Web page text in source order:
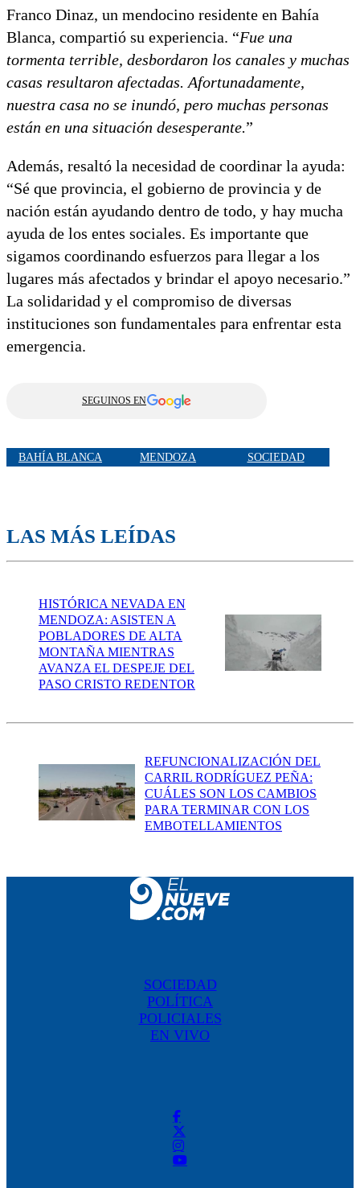
Franco Dinaz, un mendocino residente en Bahía
Blanca, compartió su experiencia. “Fue una
tormenta terrible, desbordaron los canales y muchas
casas resultaron afectadas. Afortunadamente,
nuestra casa no se inundó, pero muchas personas
están en una situación desesperante.”
Además, resaltó la necesidad de coordinar la ayuda:
“Sé que provincia, el gobierno de provincia y de
nación están ayudando dentro de todo, y hay mucha
ayuda de los entes sociales. Es importante que
sigamos coordinando esfuerzos para llegar a los
lugares más afectados y brindar el apoyo necesario.”
La solidaridad y el compromiso de diversas
instituciones son fundamentales para enfrentar esta
emergencia.
SEGUINOS EN
BAHÍA BLANCA MENDOZA SOCIEDAD
LAS MÁS LEÍDAS
HISTÓRICA NEVADA EN
MENDOZA: ASISTEN A
POBLADORES DE ALTA
MONTAÑA MIENTRAS
AVANZA EL DESPEJE DEL
PASO CRISTO REDENTOR
REFUNCIONALIZACIÓN DEL
CARRIL RODRÍGUEZ PEÑA:
CUÁLES SON LOS CAMBIOS
PARA TERMINAR CON LOS
EMBOTELLAMIENTOS
SOCIEDAD
POLÍTICA
POLICIALES
EN VIVO